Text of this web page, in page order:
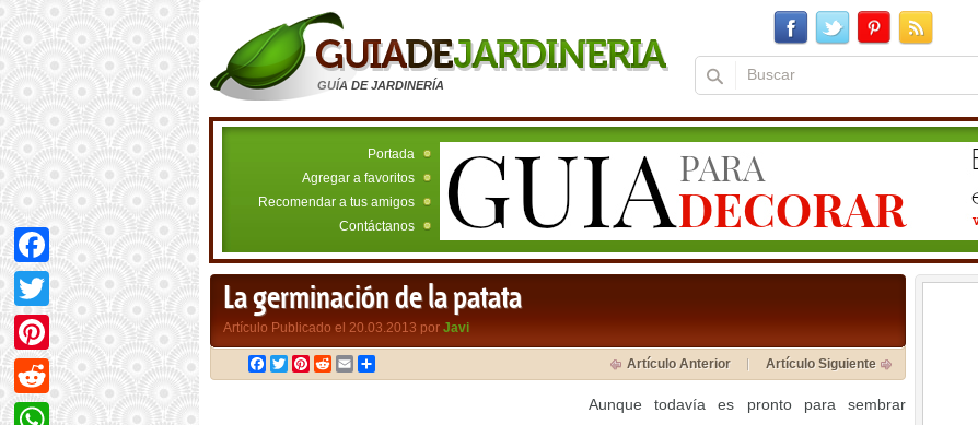
GUÍA DE JARDINERÍA
Portada
Agregar a favoritos
Recomendar a tus amigos
Contáctanos
La germinación de la patata
Artículo Publicado el 20.03.2013 por Javi
Facebook
TwitterPinterest
RedditEmail Artículo Anterior Artículo Siguiente
Aunque todavía es pronto para sembrar
Facebook
Twitter
Pinterest
Reddit